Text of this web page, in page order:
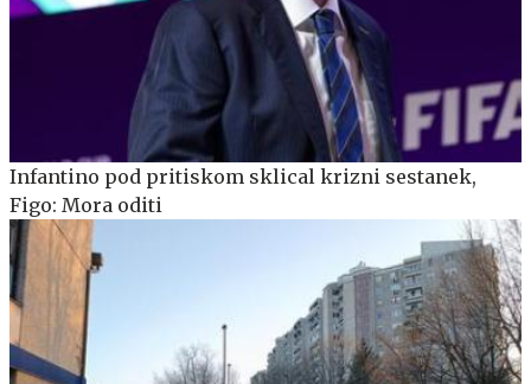
Infantino pod pritiskom sklical krizni sestanek,
Figo: Mora oditi